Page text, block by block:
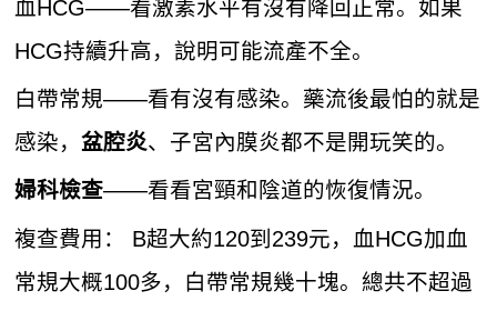
血HCG——看激素水平有沒有降回正常。如果
HCG持續升高，說明可能流產不全。
白帶常規——看有沒有感染。藥流後最怕的就是
感染，盆腔炎、子宮內膜炎都不是開玩笑的。
婦科檢查——看看宮頸和陰道的恢復情況。
複查費用： B超大約120到239元，血HCG加血
常規大概100多，白帶常規幾十塊。總共不超過